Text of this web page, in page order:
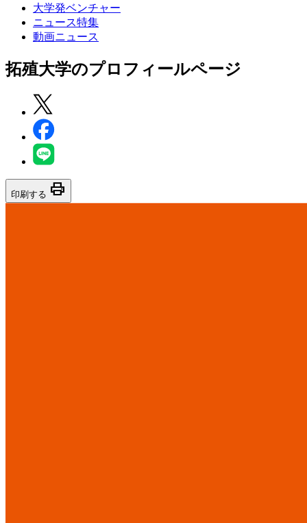
大学発ベンチャー
ニュース特集
動画ニュース
拓殖大学のプロフィールページ
印刷する print